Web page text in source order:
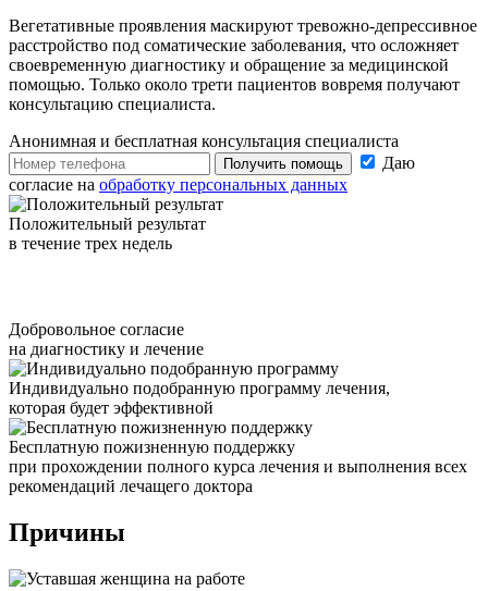
Вегетативные проявления маскируют тревожно-депрессивное
расстройство под соматические заболевания, что осложняет
своевременную диагностику и обращение за медицинской
помощью. Только около трети пациентов вовремя получают
консультацию специалиста.
Анонимная и бесплатная консультация специалиста
Получить помощь
Даю
согласие на обработку персональных данных
Положительный результат
в течение трех недель
Добровольное согласие
на диагностику и лечение
Индивидуально подобранную программу лечения,
которая будет эффективной
Бесплатную пожизненную поддержку
при прохождении полного курса лечения и выполнения всех
рекомендаций лечащего доктора
Причины